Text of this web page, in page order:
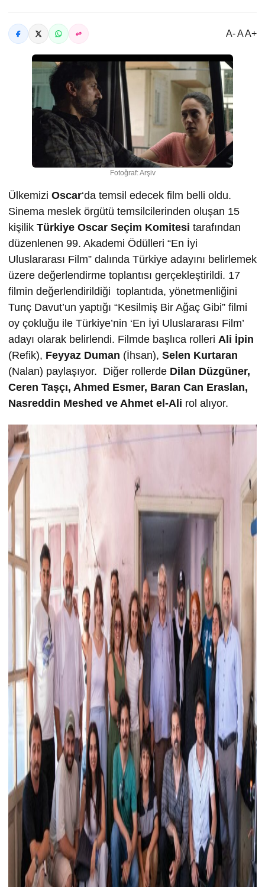
A- A A+
Fotoğraf: Arşiv
Ülkemizi Oscar‘da temsil edecek film belli oldu.
Sinema meslek örgütü temsilcilerinden oluşan 15
kişilik Türkiye Oscar Seçim Komitesi tarafından
düzenlenen 99. Akademi Ödülleri “En İyi
Uluslararası Film” dalında Türkiye adayını belirlemek
üzere değerlendirme toplantısı gerçekleştirildi. 17
filmin değerlendirildiği toplantıda, yönetmenliğini
Tunç Davut’un yaptığı “Kesilmiş Bir Ağaç Gibi” filmi
oy çokluğu ile Türkiye’nin ‘En İyi Uluslararası Film’
adayı olarak belirlendi. Filmde başlıca rolleri Ali İpin
(Refik), Feyyaz Duman (İhsan), Selen Kurtaran
(Nalan) paylaşıyor. Diğer rollerde Dilan Düzgüner,
Ceren Taşçı, Ahmed Esmer, Baran Can Eraslan,
Nasreddin Meshed ve Ahmet el-Ali rol alıyor.